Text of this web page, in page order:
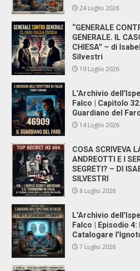
24 Luglio 2026
“GENERALE
GENERALE. IL
CHIESA” – di
Silvestri
19 Luglio 2026
L’Archivio
Falco | Capitolo
Guardiano del
14 Luglio 2026
COSA SCRIVEVA
ANDREOTTI E I
SEGRETI? – DI
SILVESTRI
8 Luglio 2026
L’Archivio
Falco | Episodio 4:
Catalogare
7 Luglio 2026